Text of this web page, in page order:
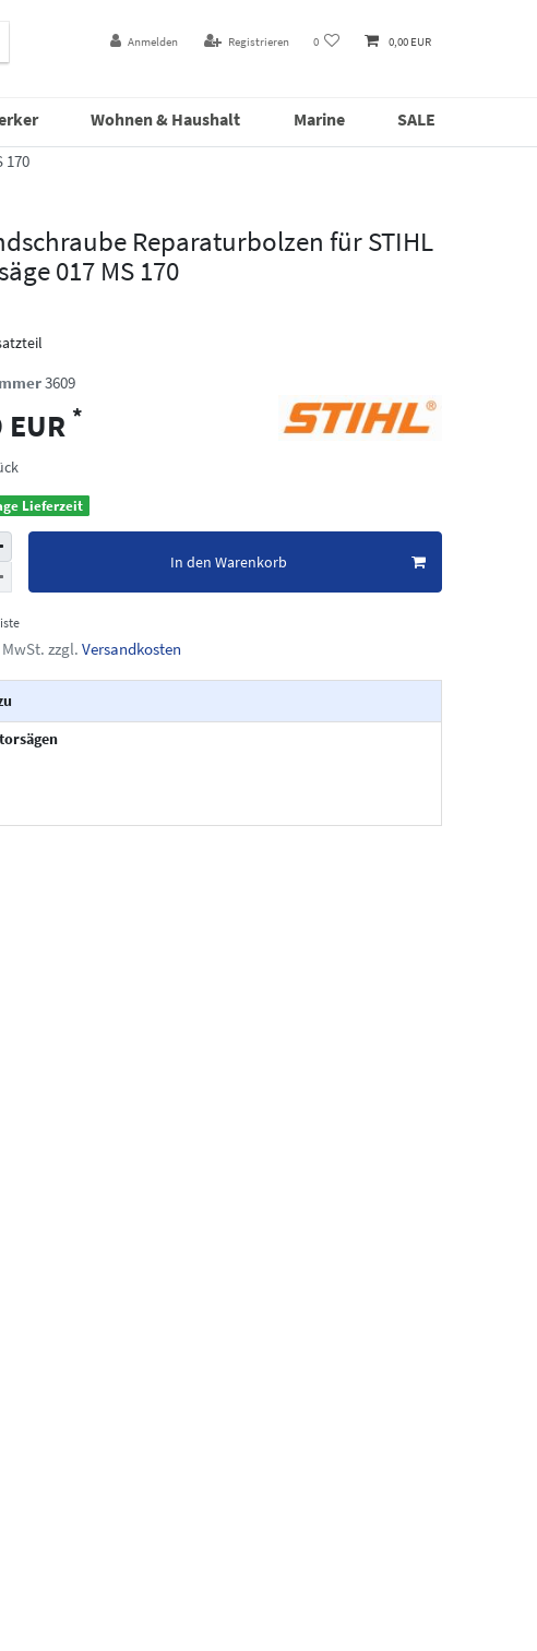
Anmelden Registrieren 0 0,00 EUR
Wohnen & Haushalt Marine SALE
170
Reparaturbolzen für STIHL
017 MS 170
3609
*
Lieferzeit
In den Warenkorb
zzgl. Versandkosten